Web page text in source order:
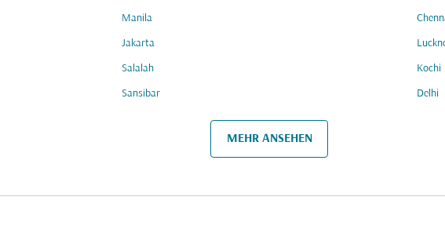
Manila
Jakarta
Salalah Kochi
Sansibar Delhi
MEHR ANSEHEN